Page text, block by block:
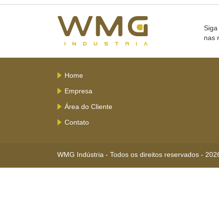
nas
Home
Empresa
Área do Cliente
Contato
WMG Indústria - Todos os direitos reservados -